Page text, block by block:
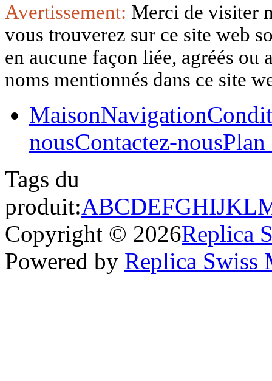
Avertissement: Merci de visiter
vous trouverez sur ce site web
en aucune façon liée, agréés
noms mentionnés dans ce site
MaisonNavigation
nousContactez-nousPlan
Tags du
produit:ABCDEFGHIJKL
Copyright © 2026Replica
Powered by Replica Swiss